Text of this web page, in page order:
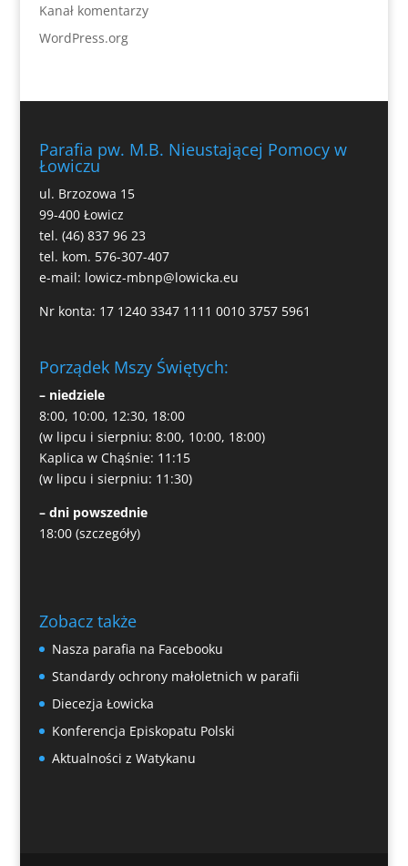
Kanał komentarzy
WordPress.org
Parafia pw. M.B. Nieustającej Pomocy w
Łowiczu
ul. Brzozowa 15
99-400 Łowicz
tel. (46) 837 96 23
tel. kom. 576-307-407
e-mail: lowicz-mbnp@lowicka.eu
Nr konta: 17 1240 3347 1111 0010 3757 5961
Porządek Mszy Świętych:
– niedziele
8:00, 10:00, 12:30, 18:00
(w lipcu i sierpniu: 8:00, 10:00, 18:00)
Kaplica w Chąśnie: 11:15
(w lipcu i sierpniu: 11:30)
– dni powszednie
18:00 (szczegóły)
Zobacz także
Nasza parafia na Facebooku
Standardy ochrony małoletnich w parafii
Diecezja Łowicka
Konferencja Episkopatu Polski
Aktualności z Watykanu